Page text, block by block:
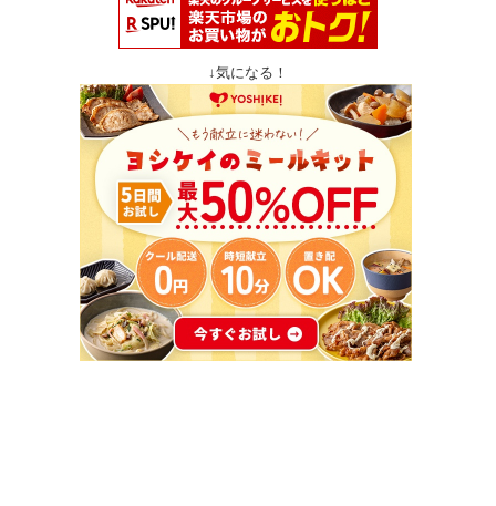
↓気になる！